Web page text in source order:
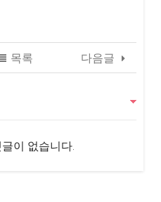
다음글
목록
이 없습니다.